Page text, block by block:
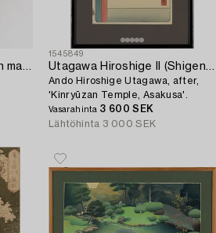
1545849
Ando Hiroshige Utagawa, after,
'Kinryūzan Temple, Asakusa'.
Vasarahinta 3 600 SEK
Lähtöhinta 3 000 SEK